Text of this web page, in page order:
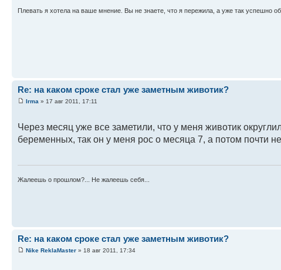
Плевать я хотела на ваше мнение. Вы не знаете, что я пережила, а уже так успешно
Re: на каком сроке стал уже заметным животик?
Irma » 17 авг 2011, 17:11
Через месяц уже все заметили, что у меня животик
беременных, так он у меня рос о месяца 7, а потом почти
Жалеешь о прошлом?... Не жалеешь себя...
Re: на каком сроке стал уже заметным животик?
Nike ReklaMaster » 18 авг 2011, 17:34